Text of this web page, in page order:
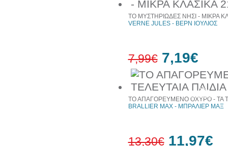
10%
έκπτωση
ΤΟ ΜΥΣΤΗΡΙΩΔΕΣ ΝΗΣΙ - ΜΙΚΡΑ
VERNE JULES - ΒΕΡΝ ΙΟΥΛΙΟΣ
7,99€ 7,19€
ΤΟ ΑΠΑΓΟΡΕΥΜΕΝΟ ΟΧΥΡΟ - ΤΑ
BRALLIER MAX - ΜΠΡΑΛΙΕΡ ΜΑΞ
13,30€ 11,97€